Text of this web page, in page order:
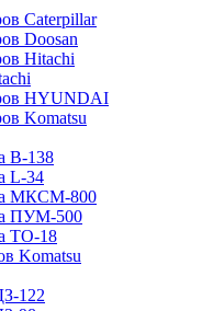
Caterpillar
Doosan
Hitachi
HYUNDAI
Komatsu
B-138
L-34
МКСМ-800
ПУМ-500
ТО-18
Komatsu
122